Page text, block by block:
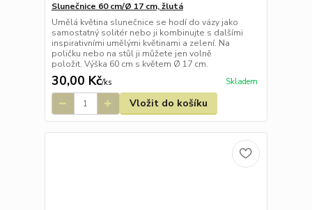
Slunečnice 60 cm/Ø 17 cm, žlutá
Umělá květina slunečnice se hodí do vázy jako
samostatný solitér nebo ji kombinujte s dalšími
inspirativními umělými květinami a zelení. Na
poličku nebo na stůl ji můžete jen volně
položit. Výška 60 cm s květem Ø 17 cm.
30,00 Kč/ks Skladem
Vložit do košíku